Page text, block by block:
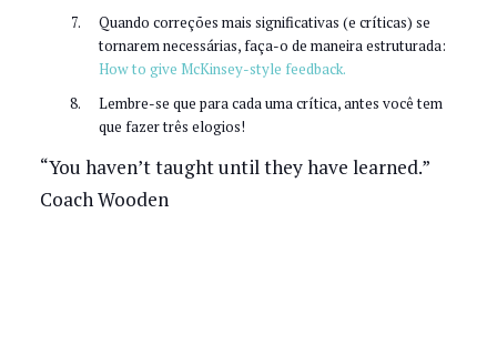
Quando correções mais significativas (e críticas) se
tornarem necessárias, faça-o de maneira estruturada:
How to give McKinsey-style feedback.
Lembre-se que para cada uma crítica, antes você tem
que fazer três elogios!
“You haven’t taught until they have learned.”
Coach Wooden